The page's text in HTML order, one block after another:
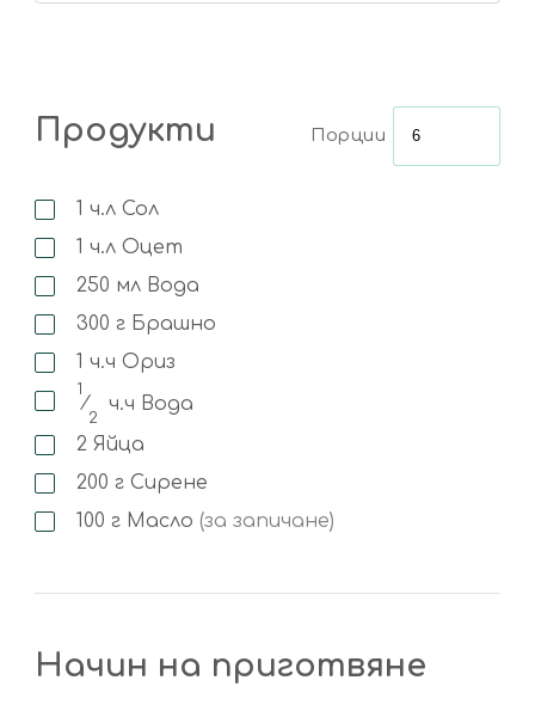
Продукти Порции
1 ч.л Сол
1 ч.л Оцет
250 мл Вода
300 г Брашно
1 ч.ч Ориз
1
⁄
2
ч.ч Вода
2 Яйца
200 г Сирене
100 г Масло (за запичане)
Начин на приготвяне